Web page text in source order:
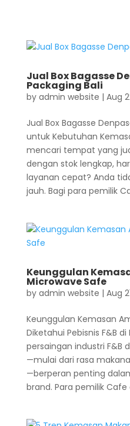
Jual Box Bagasse
Packaging Bali
by admin website | Aug
Jual Box Bagasse
untuk Kebutuhan
mencari tempat yang
dengan stok lengkap,
layanan cepat? Anda
jauh. Bagi para pemilik
Keunggulan
Microwave Safe
by admin website | Aug
Keunggulan Kemasan
Diketahui Pebisnis F&B
persaingan industri F&B
—mulai dari rasa
—berperan penting
brand. Para pemilik Cafe